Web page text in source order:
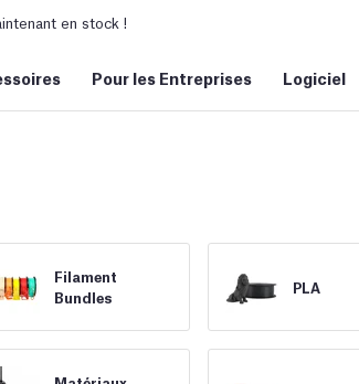
en stock !
Pour les Entreprises Logiciel
Filament
Bundles
PLA